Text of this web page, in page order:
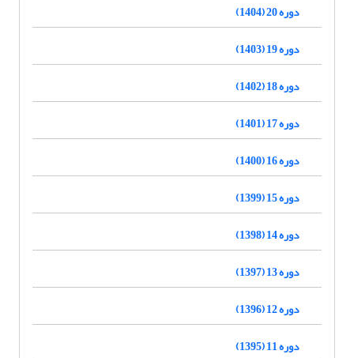
دوره 20 (1404)
دوره 19 (1403)
دوره 18 (1402)
دوره 17 (1401)
دوره 16 (1400)
دوره 15 (1399)
دوره 14 (1398)
دوره 13 (1397)
دوره 12 (1396)
دوره 11 (1395)